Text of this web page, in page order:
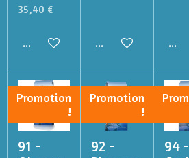
35,40 €
Ajouter au panierAjouter au panier
Promotion
!
91 -
Promotion
!
92 -
94 -